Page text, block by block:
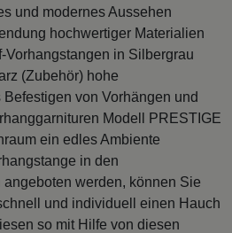
und modernes Aussehen
hochwertiger Materialien
in Silbergrau
(Zubehör) hohe
von Vorhängen und
Modell PRESTIGE
ein edles Ambiente
in den
werden, können Sie
und individuell einen Hauch
so mit Hilfe von diesen